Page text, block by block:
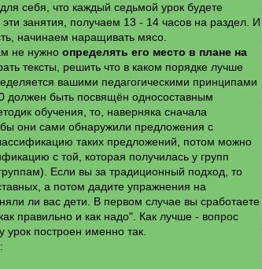
себя, что каждый седьмой урок будете
занятия, получаем 13 - 14 часов на раздел. И
начинаем наращивать мясо.
не нужно определять его место в плане на
тексты, решить что в каком порядке лучше
вашими педагогическими принципами
должен быть посвящён односоставным
обучения, то, наверняка сначала
они сами обнаружили предложения с
таких предложений, потом можно
с той, которая получилась у групп
Если вы за традиционный подход, то
а потом дадите упражнения на
ли вас дети. В первом случае вы сработаете
правильно и как надо". Как лучше - вопрос
построен именно так.
: